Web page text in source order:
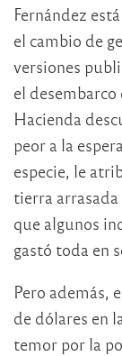
Fernández
el cambio de
versiones
el desembarco
Hacienda
peor a la
especie, le
tierra
que algunos
gastó toda en
Pero además,
de dólares en
temor por la